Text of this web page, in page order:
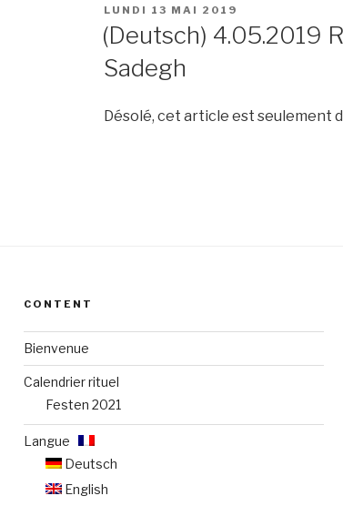
PUBLIÉ
LE
LUNDI 13 MAI 2019
(Deutsch) 4.05.2019
Sadegh
Désolé, cet article est seulement
CONTENT
Bienvenue
Calendrier rituel
Festen 2021
Langue :
Deutsch
English